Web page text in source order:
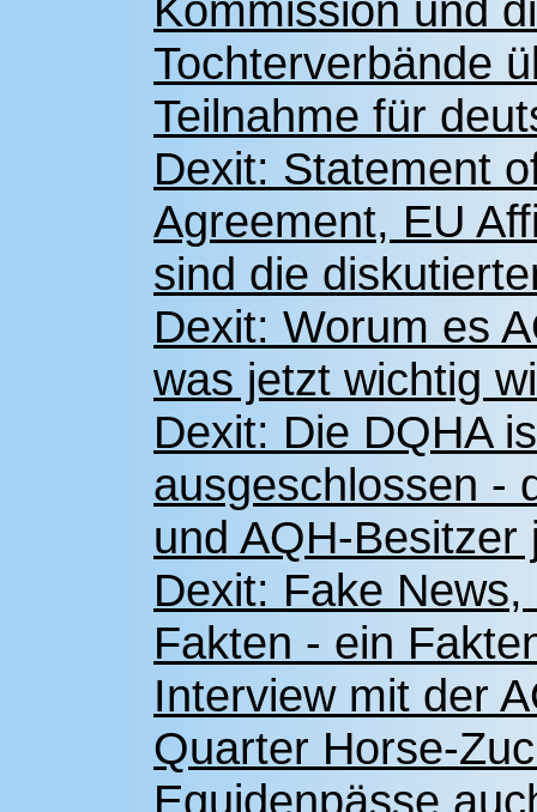
Tochterverbände
Teilnahme für
Dexit: Statement
Agreement, EU
sind die
Dexit: Worum es
was jetzt wichtig
Dexit: Die DQHA
ausgeschlossen -
und AQH-Besitzer
Dexit: Fake
Fakten - ein
Interview mit der
Quarter Horse-
Equidenpässe